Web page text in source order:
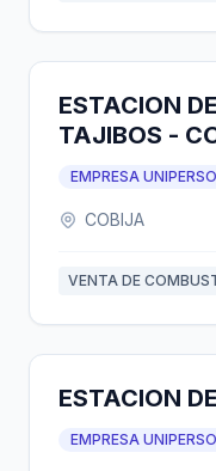
ESTACION
TAJIBOS -
EMPRESA
COBIJA
VENTA DE
ESTACION
EMPRESA